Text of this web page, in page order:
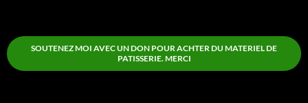
SOUTENEZ MOI AVEC UN DON POUR ACHTER DU MATERIEL DE
PATISSERIE. MERCI